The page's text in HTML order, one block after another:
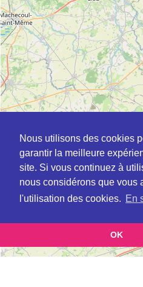
Nous utilisons des cookies
garantir la meilleure
site. Si vous continuez à
nous considérons que vous
l'utilisation des cookies. En
OK